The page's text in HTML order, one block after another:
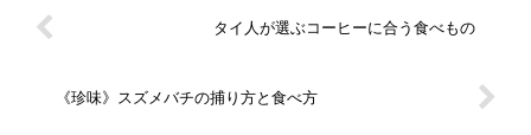
タイ人が選ぶコーヒーに合う食べもの
《珍味》スズメバチの捕り方と食べ方